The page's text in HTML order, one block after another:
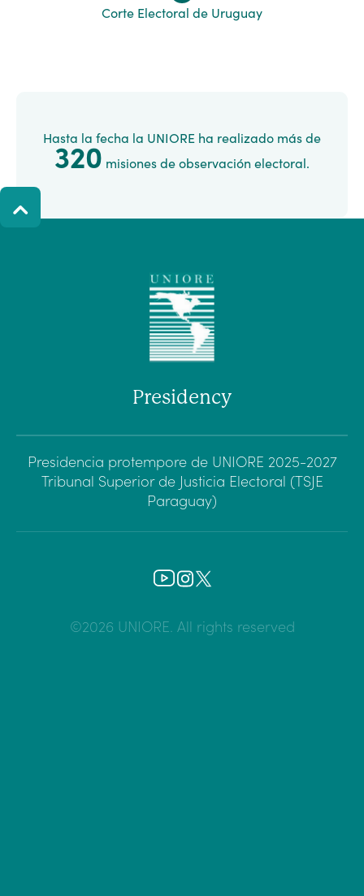
Corte Electoral de Uruguay
Hasta la fecha la UNIORE ha realizado más de
320 misiones de observación electoral.
Presidency
Presidencia protempore de UNIORE 2025-2027
Tribunal Superior de Justicia Electoral (TSJE
Paraguay)
©2026 UNIORE. All rights reserved